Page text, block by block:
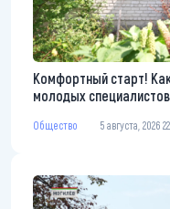
Комфортный старт!
молодых
Общество 5 августа, 2026